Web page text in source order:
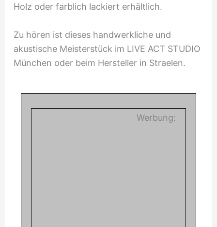
Holz oder farblich lackiert erhältlich.
Zu hören ist dieses handwerkliche und
akustische Meisterstück im LIVE ACT STUDIO
München oder beim Hersteller in Straelen.
Werbung: